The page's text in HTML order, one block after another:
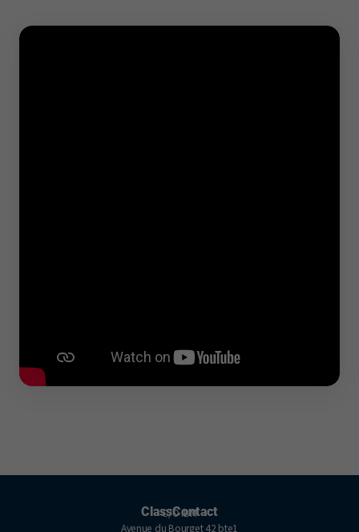
ClassContact
C/O IBM
Avenue du Bourget 42 bte1